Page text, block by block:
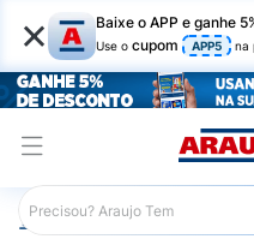
× Baixe o APP e ganhe
Use o cupom APP5 na
Araujo Medicamentos